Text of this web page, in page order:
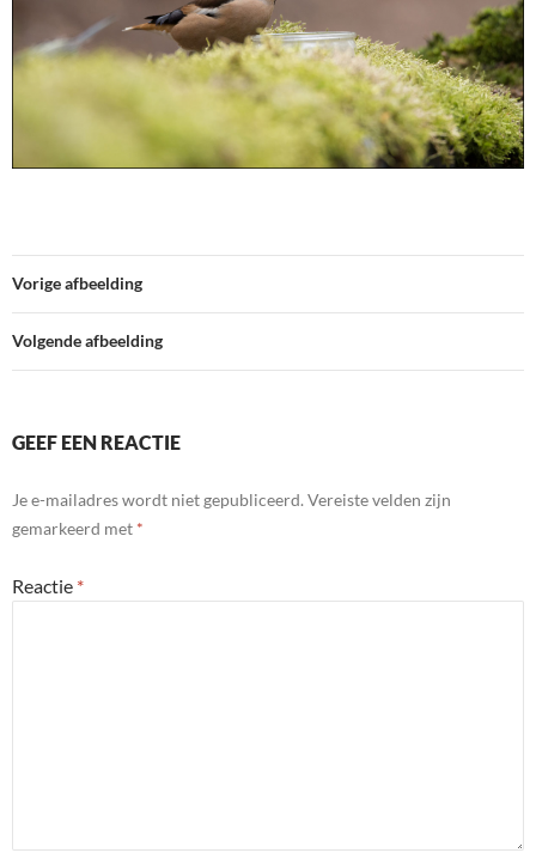
Vorige afbeelding
Volgende afbeelding
GEEF EEN REACTIE
Je e-mailadres wordt niet gepubliceerd. Vereiste velden zijn
gemarkeerd met *
Reactie *